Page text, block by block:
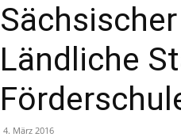
Ländliche
4. März 2016